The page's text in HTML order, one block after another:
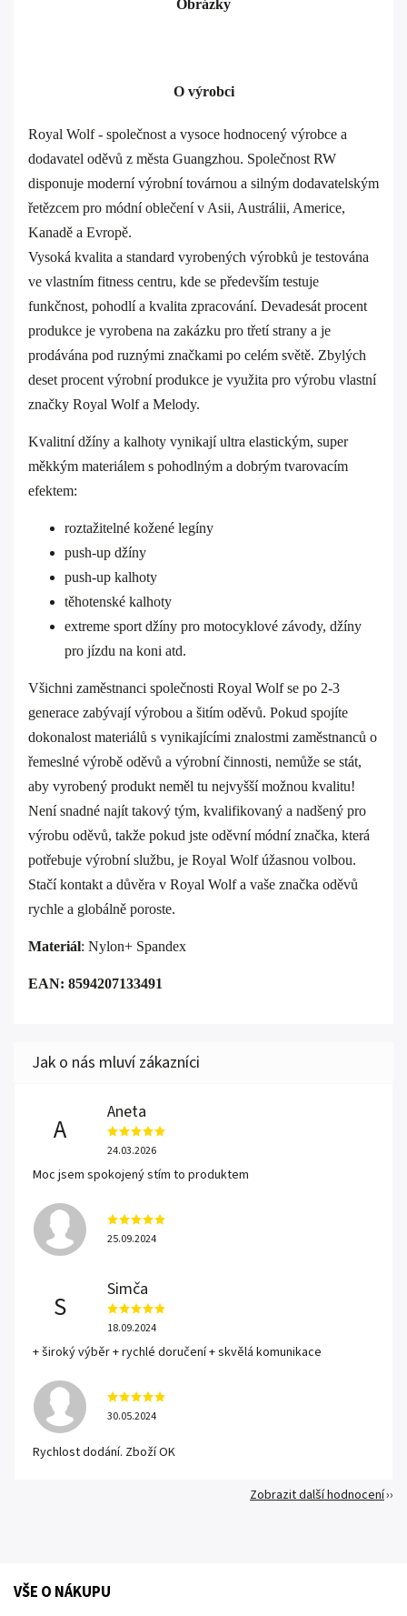
Obrázky
O výrobci
Royal Wolf - společnost a vysoce hodnocený výrobce a
dodavatel oděvů z města Guangzhou. Společnost RW
disponuje moderní výrobní továrnou a silným dodavatelským
řetězcem pro módní oblečení v Asii, Austrálii, Americe,
Kanadě a Evropě.
Vysoká kvalita a standard vyrobených výrobků je testována
ve vlastním fitness centru, kde se především testuje
funkčnost, pohodlí a kvalita zpracování. Devadesát procent
produkce je vyrobena na zakázku pro třetí strany a je
prodávána pod ruznými značkami po celém světě. Zbylých
deset procent výrobní produkce je využita pro výrobu vlastní
značky Royal Wolf a Melody.
Kvalitní džíny a kalhoty vynikají ultra elastickým, super
měkkým materiálem s pohodlným a dobrým tvarovacím
efektem:
roztažitelné kožené legíny
push-up džíny
push-up kalhoty
těhotenské kalhoty
extreme sport džíny pro motocyklové závody, džíny
pro jízdu na koni atd.
Všichni zaměstnanci společnosti Royal Wolf se po 2-3
generace zabývají výrobou a šitím oděvů. Pokud spojíte
dokonalost materiálů s vynikajícími znalostmi zaměstnanců o
řemeslné výrobě oděvů a výrobní činnosti, nemůže se stát,
aby vyrobený produkt neměl tu nejvyšší možnou kvalitu!
Není snadné najít takový tým, kvalifikovaný a nadšený pro
výrobu oděvů, takže pokud jste oděvní módní značka, která
potřebuje výrobní službu, je Royal Wolf úžasnou volbou.
Stačí kontakt a důvěra v Royal Wolf a vaše značka oděvů
rychle a globálně poroste.
Materiál: Nylon+ Spandex
EAN: 8594207133491
A
Aneta
24.03.2026
Moc jsem spokojený stím to produktem
25.09.2024
S
Simča
18.09.2024
+ široký výběr + rychlé doručení + skvělá komunikace
30.05.2024
Rychlost dodání. Zboží OK
Zobrazit další hodnocení
VŠE O NÁKUPU